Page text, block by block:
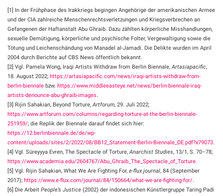
[1] In der Frühphase des Irakkriegs begingen Angehörige der amerikanischen Armee
und der CIA zahlreiche Menschenrechtsverletzungen und Kriegsverbrechen an
Gefangenen der Haftanstalt Abu Ghraib. Dazu zählten körperliche Misshandlungen,
sexuelle Demütigung, körperliche und psychische Folter, Vergewaltigung sowie die
Tötung und Leichenschändung von Manadel al-Jamadi. Die Delikte wurden im April
2004 durch Berichte auf CBS News öffentlich bekannt.
[2] Vgl. Pamela Wong, Iraqi Artists Withdraw from Berlin Biennale,Artasiapacific,
18. August 2022; https://artasiapacific.com/news/iraqi-artists-withdraw-from-
berlin-biennale bzw. https://www.middleeasteye.net/news/berlin-biennale-iraq-
artists-denounce-abu-ghraib-images.
[3] Rijin Sahakian, Beyond Torture,Artforum, 29. Juli 2022;
https://www.artforum.com/columns/regarding-torture-at-the-berlin-biennale-
251959/; die Replik der Biennale darauf findet sich hier:
https://12.berlinbiennale.de/de/wp-
content/uploads/sites/2/2022/08/BB12_Statement-Berlin-Biennale_DE.pdf?x79073.
[4] Vgl. Süreyyya Evren, The Spectacle of Torture,Anarchist Studies, 13/1, S. 70–78;
https://www.academia.edu/2604767/Abu_Ghraib_The_Spectacle_of_Torture.
[5] Vgl. Rijin Sahakian, What We Are Fighting For, e-flux journal, 84 (September
2017); https://www.e-flux.com/journal/84/150664/what-we-are-fighting-for/.
[6] Die Arbeit People’s Justice (2002) der indonesischen Künstlergruppe Taring Padi